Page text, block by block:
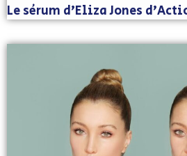
Le sérum d’Eliza Jones